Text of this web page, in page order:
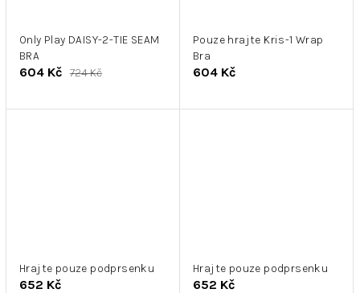
Only Play DAISY-2-TIE SEAM
BRA
604 Kč 724 Kč
Pouze hrajte Kris-1 Wrap
Bra
604 Kč
Hrajte pouze podprsenku
652 Kč
Hrajte pouze podprsenku
652 Kč